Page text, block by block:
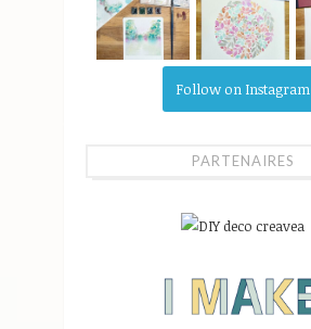
Follow on Instagram
PARTENAIRES